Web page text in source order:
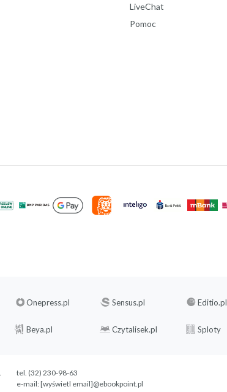
LiveChat
Pomoc
Onepress.pl Sensus.pl Editio.pl
Beya.pl Czytalisek.pl Sploty
tel. (32) 230-98-63
e-mail:[wyświetl email]@ebookpoint.pl